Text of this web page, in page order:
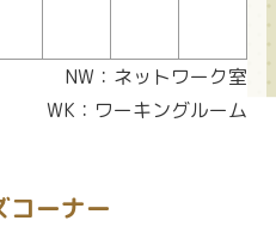
NW：ネットワーク室
WK：ワーキングルーム
コーナー